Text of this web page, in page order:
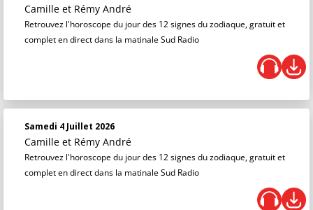
Saison 2022 / 2023
Camille et Rémy André
Retrouvez l'horoscope du jour des 12 signes du zodiaque, gratuit et
complet en direct dans la matinale Sud Radio
Samedi 4 Juillet 2026
Camille et Rémy André
Retrouvez l'horoscope du jour des 12 signes du zodiaque, gratuit et
complet en direct dans la matinale Sud Radio